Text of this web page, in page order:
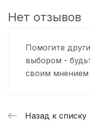
Помогите
выбором -
своим мнением
Нет отзывов
Назад к списку